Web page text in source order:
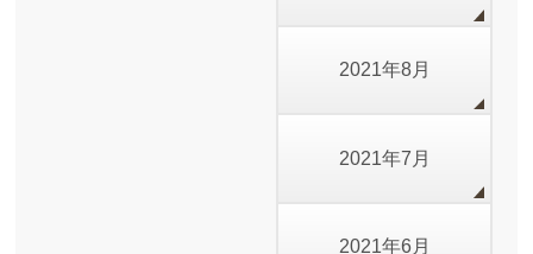
2021年8月
2021年7月
2021年6月